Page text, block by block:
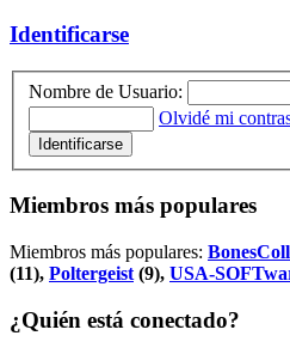
Identificarse
Nombre de Usuario:
Olvidé mi
Miembros más populares
Miembros más populares:
(11), Poltergeist (9), USA-
¿Quién está conectado?